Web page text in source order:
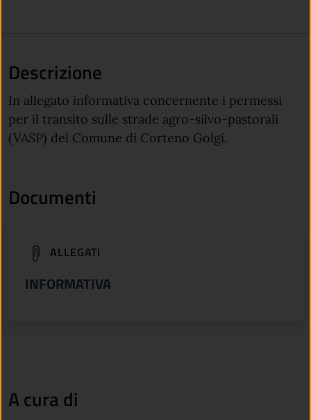
Descrizione
In allegato informativa concernente i permessi
per il transito sulle strade agro-silvo-pastorali
(VASP) del Comune di Corteno Golgi.
Documenti
ALLEGATI
INFORMATIVA
(apre in un'altra scheda).
A cura di